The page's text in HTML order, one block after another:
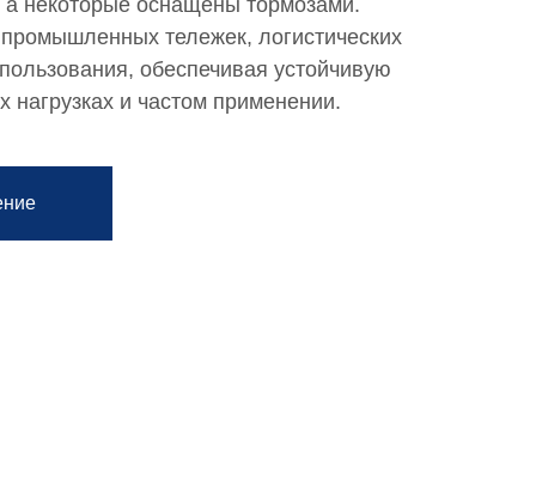
а некоторые оснащены тормозами.
тележек, логистических
обеспечивая устойчивую
нагрузках и частом применении.